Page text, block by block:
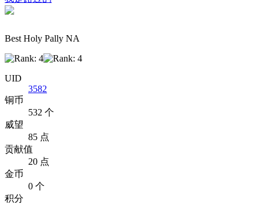
Best Holy Pally NA
UID
3582
铜币
532 个
威望
85 点
贡献值
20 点
金币
0 个
积分